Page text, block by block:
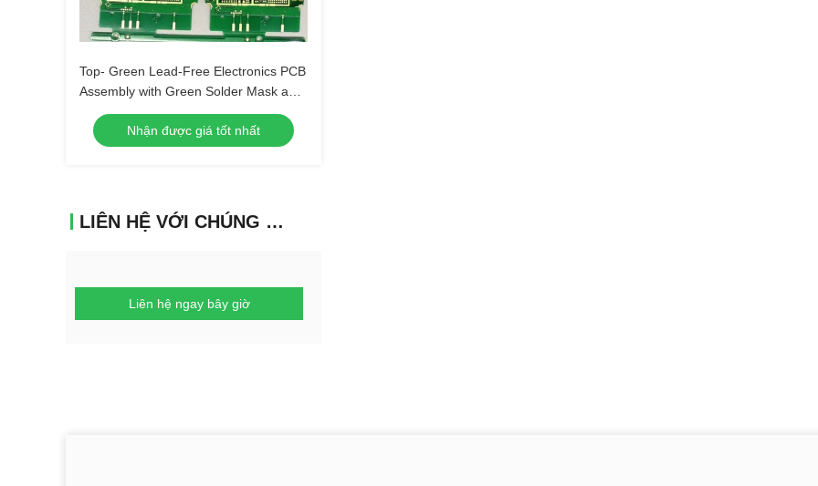
Top- Green Lead-Free Electronics PCB
Assembly with Green Solder Mask and
Biggest Panel Size 610mm*508mm
Nhận được giá tốt nhất
LIÊN HỆ VỚI CHÚNG TÔI
Liên hệ ngay bây giờ